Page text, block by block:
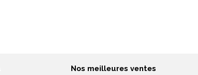
Nos meilleures ventes